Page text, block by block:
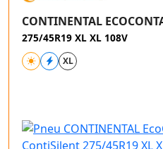
CONTINENTAL
275/45R19 XL XL 108V
XL